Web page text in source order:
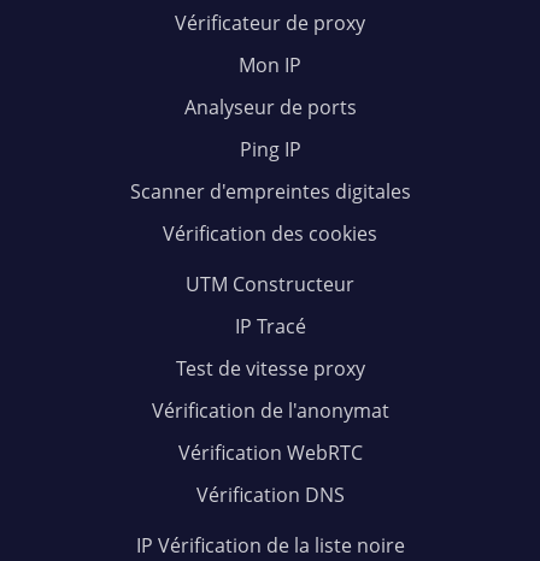
Vérificateur de proxy
Mon IP
Analyseur de ports
Ping IP
Scanner d'empreintes digitales
Vérification des cookies
UTM Constructeur
IP Tracé
Test de vitesse proxy
Vérification de l'anonymat
Vérification WebRTC
Vérification DNS
IP Vérification de la liste noire